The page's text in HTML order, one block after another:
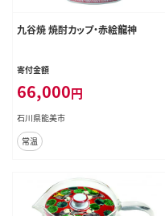
九谷焼 焼酎カップ・赤絵龍神
寄付金額
66,000円
石川県能美市
常温